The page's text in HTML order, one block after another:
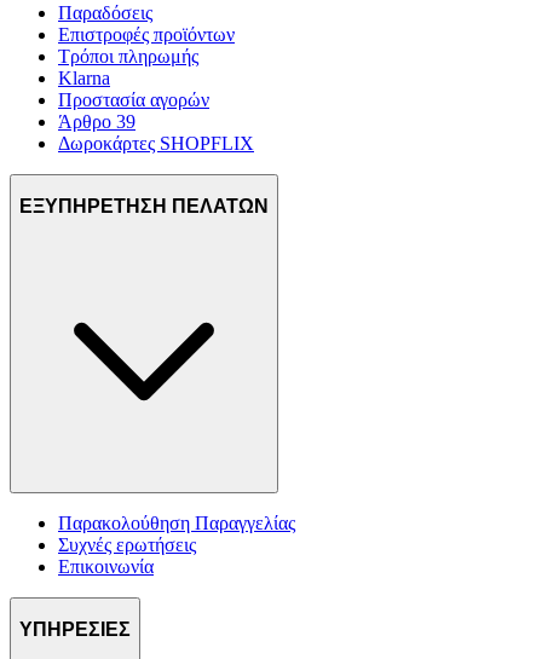
Παραδόσεις
Επιστροφές προϊόντων
Τρόποι πληρωμής
Klarna
Προστασία αγορών
Άρθρο 39
Δωροκάρτες SHOPFLIX
ΕΞΥΠΗΡΕΤΗΣΗ ΠΕΛΑΤΩΝ
Παρακολούθηση Παραγγελίας
Συχνές ερωτήσεις
Επικοινωνία
ΥΠΗΡΕΣΙΕΣ